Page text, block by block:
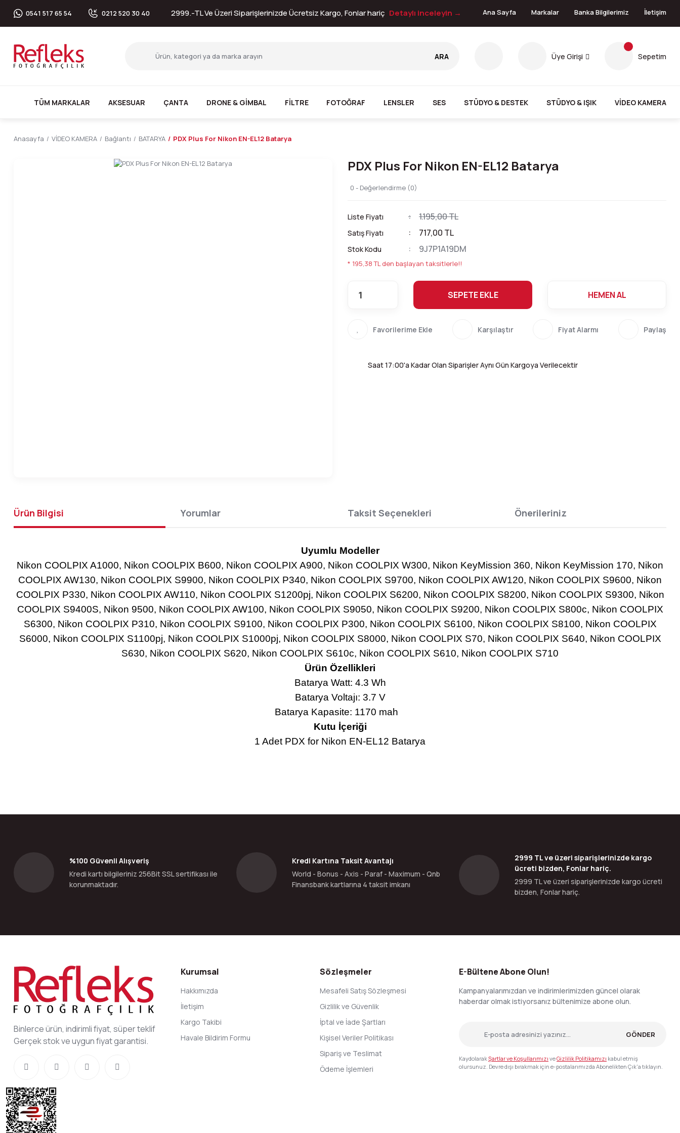
0541 517 65 54 0212 520 30 40 2999.-TL Ve Üzeri Siparişlerinizde Ücretsiz Kargo, Fonlar hariç Detaylı inceleyin → Ana Sayfa Markalar Banka Bilgilerimiz İletişim
ARA Üye Girişi Sepetim
TÜM MARKALAR AKSESUAR ÇANTA DRONE & GİMBAL FİLTRE FOTOĞRAF LENSLER SES STÜDYO & DESTEK STÜDYO & IŞIK VİDEO KAMERA
Anasayfa VİDEO KAMERA Bağlantı BATARYA PDX Plus For Nikon EN-EL12 Batarya
PDX Plus For Nikon EN-EL12 Batarya
0 - Değerlendirme (0)
Liste Fiyatı 1.195,00 TL
Satış Fiyatı 717,00 TL
Stok Kodu 9J7P1A19DM
* 195,38 TL den başlayan taksitlerle!!
SEPETE EKLE HEMEN AL
Karşılaştır Fiyat Alarmı Paylaş
Saat 17:00'a Kadar Olan Siparişler Aynı Gün Kargoya Verilecektir
Ürün Bilgisi Yorumlar Taksit Seçenekleri Önerileriniz
Uyumlu Modeller
Nikon COOLPIX A1000, Nikon COOLPIX B600, Nikon COOLPIX A900, Nikon COOLPIX W300, Nikon KeyMission 360, Nikon KeyMission 170, Nikon
COOLPIX AW130, Nikon COOLPIX S9900, Nikon COOLPIX P340, Nikon COOLPIX S9700, Nikon COOLPIX AW120, Nikon COOLPIX S9600, Nikon
COOLPIX P330, Nikon COOLPIX AW110, Nikon COOLPIX S1200pj, Nikon COOLPIX S6200, Nikon COOLPIX S8200, Nikon COOLPIX S9300, Nikon
COOLPIX S9400S, Nikon 9500, Nikon COOLPIX AW100, Nikon COOLPIX S9050, Nikon COOLPIX S9200, Nikon COOLPIX S800c, Nikon COOLPIX
S6300, Nikon COOLPIX P310, Nikon COOLPIX S9100, Nikon COOLPIX P300, Nikon COOLPIX S6100, Nikon COOLPIX S8100, Nikon COOLPIX
S6000, Nikon COOLPIX S1100pj, Nikon COOLPIX S1000pj, Nikon COOLPIX S8000, Nikon COOLPIX S70, Nikon COOLPIX S640, Nikon COOLPIX
S630, Nikon COOLPIX S620, Nikon COOLPIX S610c, Nikon COOLPIX S610, Nikon COOLPIX S710
Ürün Özellikleri
Batarya Watt: 4.3 Wh
Batarya Voltajı: 3.7 V
Batarya Kapasite: 1170 mah
Kutu İçeriği
1 Adet PDX for Nikon EN-EL12 Batarya
Ürün fiyatı diğer sitelerden daha pahalı.
Bu ürüne benzer farklı alternatifler olmalı.
%100 Güvenli Alışveriş
Kredi kartı bilgileriniz 256Bit SSL sertifikası ile
korunmaktadır.
Kredi Kartına Taksit Avantajı
World - Bonus - Axis - Paraf - Maximum - Qnb
Finansbank kartlarına 4 taksit imkanı
2999 TL ve üzeri siparişlerinizde kargo
ücreti bizden, Fonlar hariç.
2999 TL ve üzeri siparişlerinizde kargo ücreti
bizden, Fonlar hariç.
Binlerce ürün, indirimli fiyat, süper teklif
Gerçek stok ve uygun fiyat garantisi.
Kurumsal
Hakkımızda
İletişim
Kargo Takibi
Havale Bildirim Formu
Sözleşmeler
Mesafeli Satış Sözleşmesi
Gizlilik ve Güvenlik
İptal ve İade Şartları
Kişisel Veriler Politikası
Sipariş ve Teslimat
Ödeme İşlemleri
E-Bültene Abone Olun!
Kampanyalarımızdan ve indirimlerimizden güncel olarak
haberdar olmak istiyorsanız bültenimize abone olun.
GÖNDER
KaydolarakŞartlar ve Koşullarımızı veGizlilik Politikamızı kabul etmiş
olursunuz. Devre dışı bırakmak için e-postalarımızda Abonelikten Çık'a tıklayın.